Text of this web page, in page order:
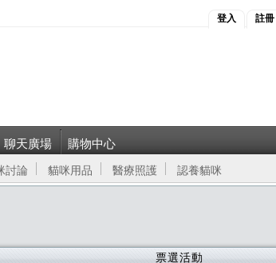
登入 註冊
聊天廣場 購物中心
討論 貓咪用品 醫療照護 認養貓咪
票選活動